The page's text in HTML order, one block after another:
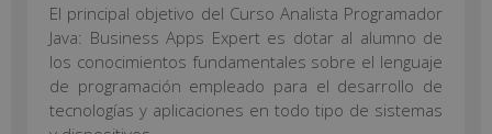
El principal objetivo del Curso Analista Programador
Java: Business Apps Expert es dotar al alumno de
los conocimientos fundamentales sobre el lenguaje
de programación empleado para el desarrollo de
tecnologías y aplicaciones en todo tipo de sistemas